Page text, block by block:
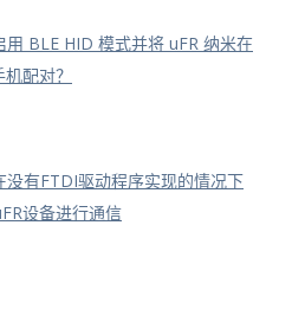
用 BLE HID 模式并将 uFR 纳米在
配对？
没有FTDI驱动程序实现的情况下
设备进行通信